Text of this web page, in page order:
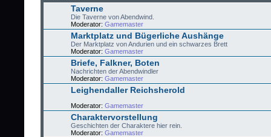
Taverne
Die Taverne von Abendwind.
Moderator: Gamemaster
Marktplatz und Bügerliche Aushänge
Der Marktplatz von Andurien und ein schwarzes Brett
Moderator: Gamemaster
Briefe, Falkner, Boten
Nachrichten der Abendwindler
Moderator: Gamemaster
Leighendaller Reichsherold
Moderator: Gamemaster
Charaktervorstellung
Geschichten der Charaktere hier rein.
Moderator: Gamemaster